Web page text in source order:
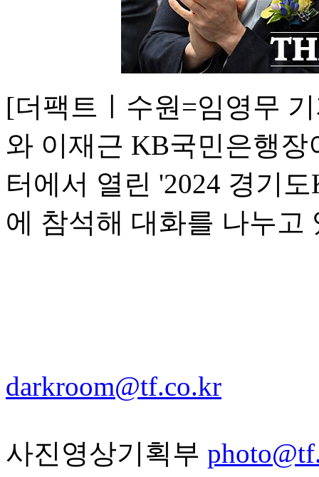
[더팩트ㅣ수원=임영무
와 이재근 KB국민은행
터에서 열린 '2024 경기
에 참석해 대화를 나누고
darkroom@tf.co.kr
사진영상기획부